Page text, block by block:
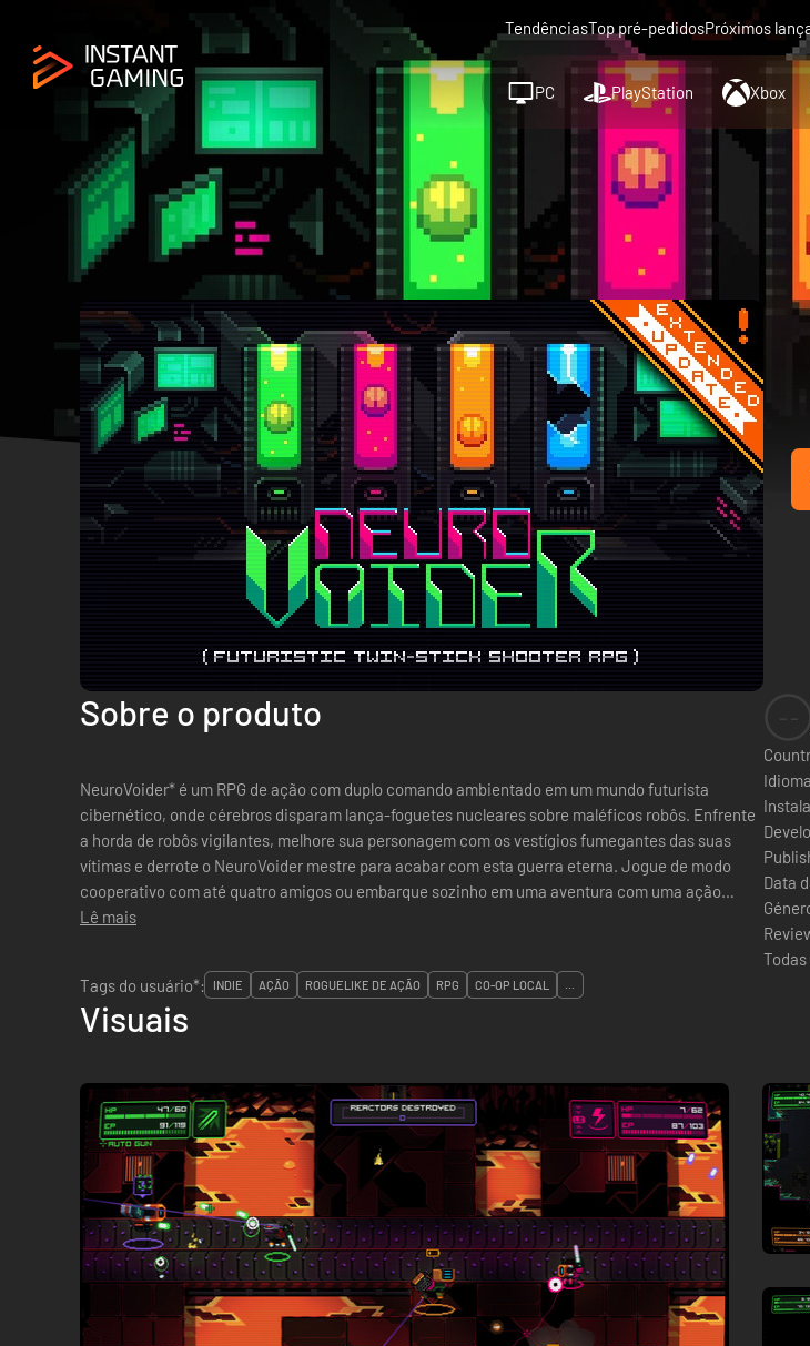
TendênciasTop pré-pedidosPróximos
PC PlayStation Xbox
Sobre o produto
NeuroVoider* é um RPG de ação com duplo comando ambientado em um mundo futurista
cibernético, onde cérebros disparam lança-foguetes nucleares sobre maléficos robôs. Enfrente
a horda de robôs vigilantes, melhore sua personagem com os vestígios fumegantes das suas
vítimas e derrote o NeuroVoider mestre para acabar com esta guerra eterna. Jogue de modo
cooperativo com até quatro amigos ou embarque sozinho em uma aventura com uma ação
alucinante do gênero hack’n’slash, com uma pit...
Lê mais
Data
Tags do usuário*:
INDIE AÇÃO ROGUELIKE DE AÇÃO RPG CO-OP LOCAL ...
Visuais